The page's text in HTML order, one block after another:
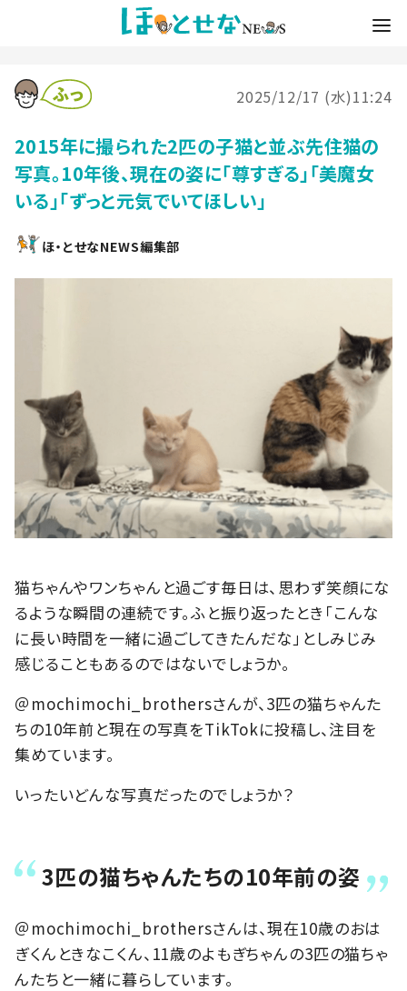
2025/12/17 (水)11:24
2015年に撮られた2匹の子猫と並ぶ先住猫の
写真。10年後、現在の姿に「尊すぎる」「美魔女
いる」「ずっと元気でいてほしい」
ほ・とせなNEWS編集部
猫ちゃんやワンちゃんと過ごす毎日は、思わず笑顔にな
るような瞬間の連続です。ふと振り返ったとき「こんな
に長い時間を一緒に過ごしてきたんだな」としみじみ
感じることもあるのではないでしょうか。
＠mochimochi_brothersさんが、3匹の猫ちゃんた
ちの10年前と現在の写真をTikTokに投稿し、注目を
集めています。
いったいどんな写真だったのでしょうか？
3匹の猫ちゃんたちの10年前の姿
＠mochimochi_brothersさんは、現在10歳のおは
ぎくんときなこくん、11歳のよもぎちゃんの3匹の猫ちゃ
んたちと一緒に暮らしています。